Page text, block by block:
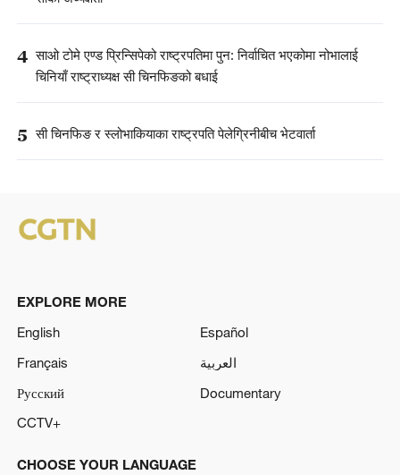
4 साओ टोमे एण्ड प्रिन्सिपेको राष्ट्रपतिमा पुन: निर्वाचित भएकोमा नोभालाई
चिनियाँ राष्ट्राध्यक्ष सी चिनफिङको बधाई
5 सी चिनफिङ र स्लोभाकियाका राष्ट्रपति पेलेग्रिनीबीच भेटवार्ता
EXPLORE MORE
English
Español
Français
العربية
Русский
Documentary
CCTV+
CHOOSE YOUR LANGUAGE